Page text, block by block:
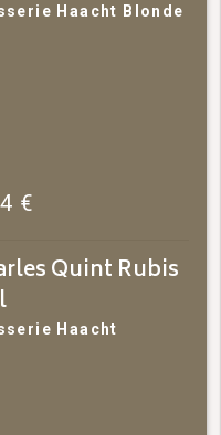
Haacht Blonde
€
Quint Rubis
Haacht